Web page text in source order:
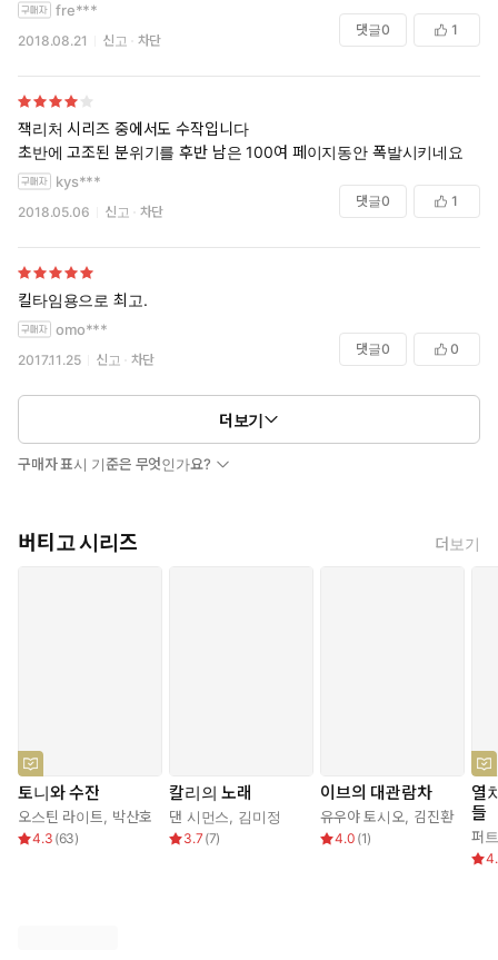
fre***
2018.08.21 신고 차단
댓글0 1
잭리처 시리즈 중에서도 수작입니다
초반에 고조된 분위기를 후반 남은 100여 페이지동안 폭발시키네요
kys***
2018.05.06 신고 차단
댓글0 1
킬타임용으로 최고.
omo***
2017.11.25 신고 차단
댓글0 0
더보기
구매자 표시 기준은 무엇인가요?
버티고 시리즈 더보기
토니와 수잔
오스틴 라이트 박산호
4.3 (63)
칼리의 노래
댄 시먼스 김미정
3.7 (7)
이브의 대관람차
유우야 토시오 김진환
4.0 (1)
열
들